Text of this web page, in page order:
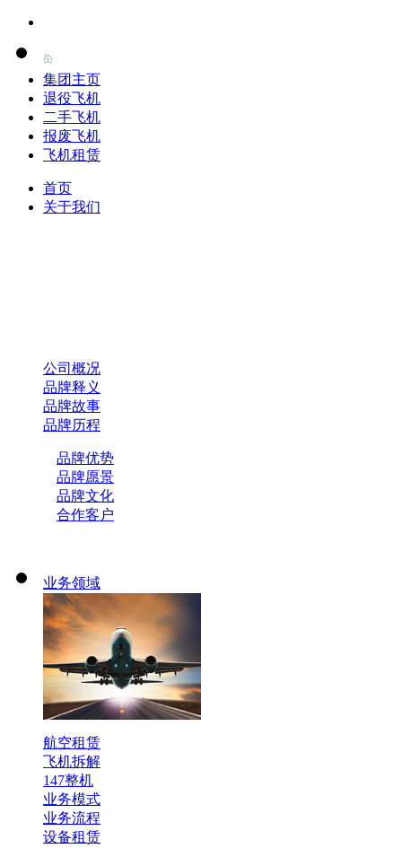
集团主页
退役飞机
二手飞机
报废飞机
飞机租赁
首页
关于我们
公司概况
品牌释义
品牌故事
品牌历程
品牌优势
品牌愿景
品牌文化
合作客户
业务领域
航空租赁
飞机拆解
147整机
业务模式
业务流程
设备租赁